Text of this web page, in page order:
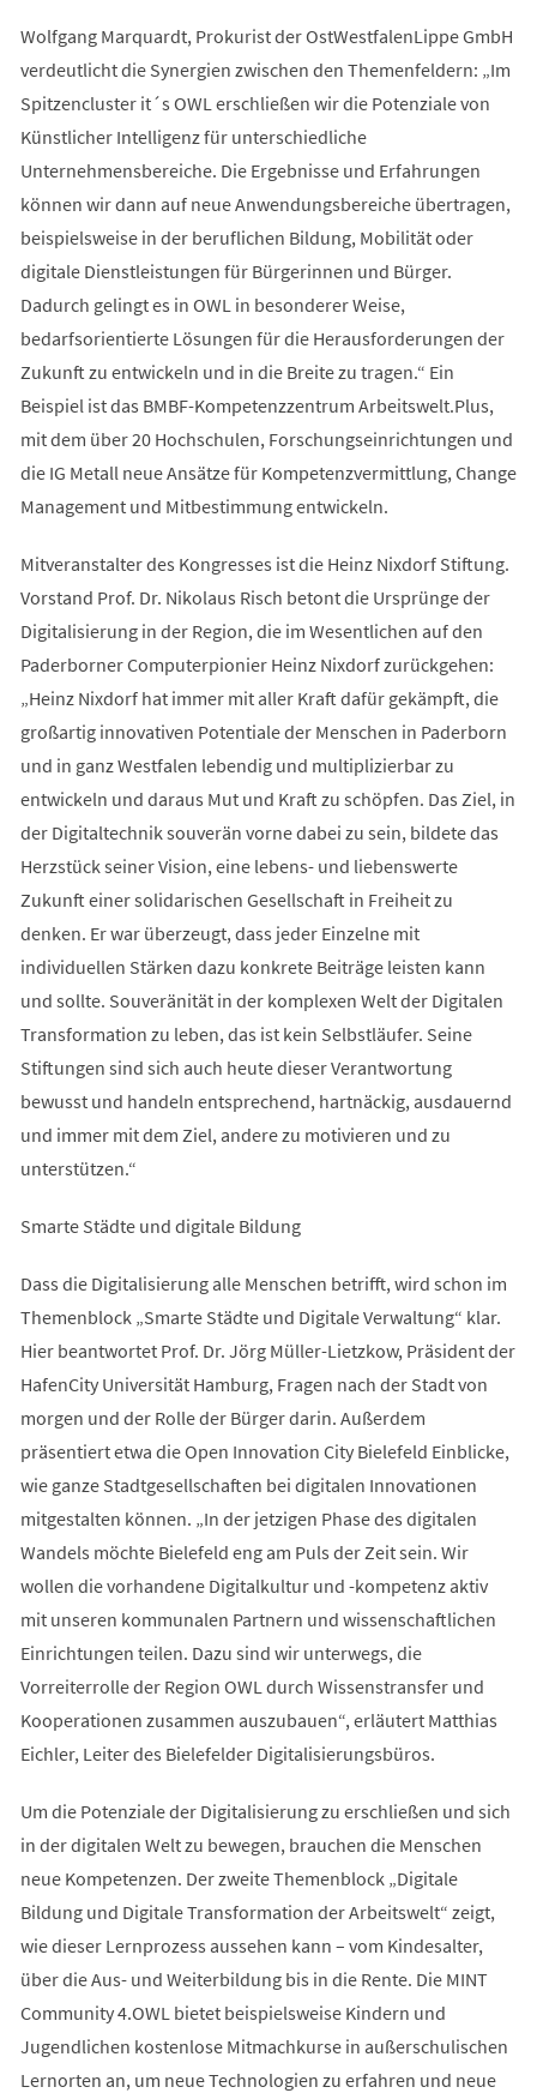
Wolfgang Marquardt, Prokurist der OstWestfalenLippe GmbH
verdeutlicht die Synergien zwischen den Themenfeldern: „Im
Spitzencluster it´s OWL erschließen wir die Potenziale von
Künstlicher Intelligenz für unterschiedliche
Unternehmensbereiche. Die Ergebnisse und Erfahrungen
können wir dann auf neue Anwendungsbereiche übertragen,
beispielsweise in der beruflichen Bildung, Mobilität oder
digitale Dienstleistungen für Bürgerinnen und Bürger.
Dadurch gelingt es in OWL in besonderer Weise,
bedarfsorientierte Lösungen für die Herausforderungen der
Zukunft zu entwickeln und in die Breite zu tragen.“ Ein
Beispiel ist das BMBF-Kompetenzzentrum Arbeitswelt.Plus,
mit dem über 20 Hochschulen, Forschungseinrichtungen und
die IG Metall neue Ansätze für Kompetenzvermittlung, Change
Management und Mitbestimmung entwickeln.
Mitveranstalter des Kongresses ist die Heinz Nixdorf Stiftung.
Vorstand Prof. Dr. Nikolaus Risch betont die Ursprünge der
Digitalisierung in der Region, die im Wesentlichen auf den
Paderborner Computerpionier Heinz Nixdorf zurückgehen:
„Heinz Nixdorf hat immer mit aller Kraft dafür gekämpft, die
großartig innovativen Potentiale der Menschen in Paderborn
und in ganz Westfalen lebendig und multiplizierbar zu
entwickeln und daraus Mut und Kraft zu schöpfen. Das Ziel, in
der Digitaltechnik souverän vorne dabei zu sein, bildete das
Herzstück seiner Vision, eine lebens- und liebenswerte
Zukunft einer solidarischen Gesellschaft in Freiheit zu
denken. Er war überzeugt, dass jeder Einzelne mit
individuellen Stärken dazu konkrete Beiträge leisten kann
und sollte. Souveränität in der komplexen Welt der Digitalen
Transformation zu leben, das ist kein Selbstläufer. Seine
Stiftungen sind sich auch heute dieser Verantwortung
bewusst und handeln entsprechend, hartnäckig, ausdauernd
und immer mit dem Ziel, andere zu motivieren und zu
unterstützen.“
Smarte Städte und digitale Bildung
Dass die Digitalisierung alle Menschen betrifft, wird schon im
Themenblock „Smarte Städte und Digitale Verwaltung“ klar.
Hier beantwortet Prof. Dr. Jörg Müller-Lietzkow, Präsident der
HafenCity Universität Hamburg, Fragen nach der Stadt von
morgen und der Rolle der Bürger darin. Außerdem
präsentiert etwa die Open Innovation City Bielefeld Einblicke,
wie ganze Stadtgesellschaften bei digitalen Innovationen
mitgestalten können. „In der jetzigen Phase des digitalen
Wandels möchte Bielefeld eng am Puls der Zeit sein. Wir
wollen die vorhandene Digitalkultur und -kompetenz aktiv
mit unseren kommunalen Partnern und wissenschaftlichen
Einrichtungen teilen. Dazu sind wir unterwegs, die
Vorreiterrolle der Region OWL durch Wissenstransfer und
Kooperationen zusammen auszubauen“, erläutert Matthias
Eichler, Leiter des Bielefelder Digitalisierungsbüros.
Um die Potenziale der Digitalisierung zu erschließen und sich
in der digitalen Welt zu bewegen, brauchen die Menschen
neue Kompetenzen. Der zweite Themenblock „Digitale
Bildung und Digitale Transformation der Arbeitswelt“ zeigt,
wie dieser Lernprozess aussehen kann – vom Kindesalter,
über die Aus- und Weiterbildung bis in die Rente. Die MINT
Community 4.OWL bietet beispielsweise Kindern und
Jugendlichen kostenlose Mitmachkurse in außerschulischen
Lernorten an, um neue Technologien zu erfahren und neue